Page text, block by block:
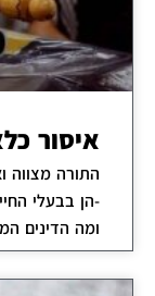
איסור
התורה מצווה
-הן בבעלי
ומה הדינים